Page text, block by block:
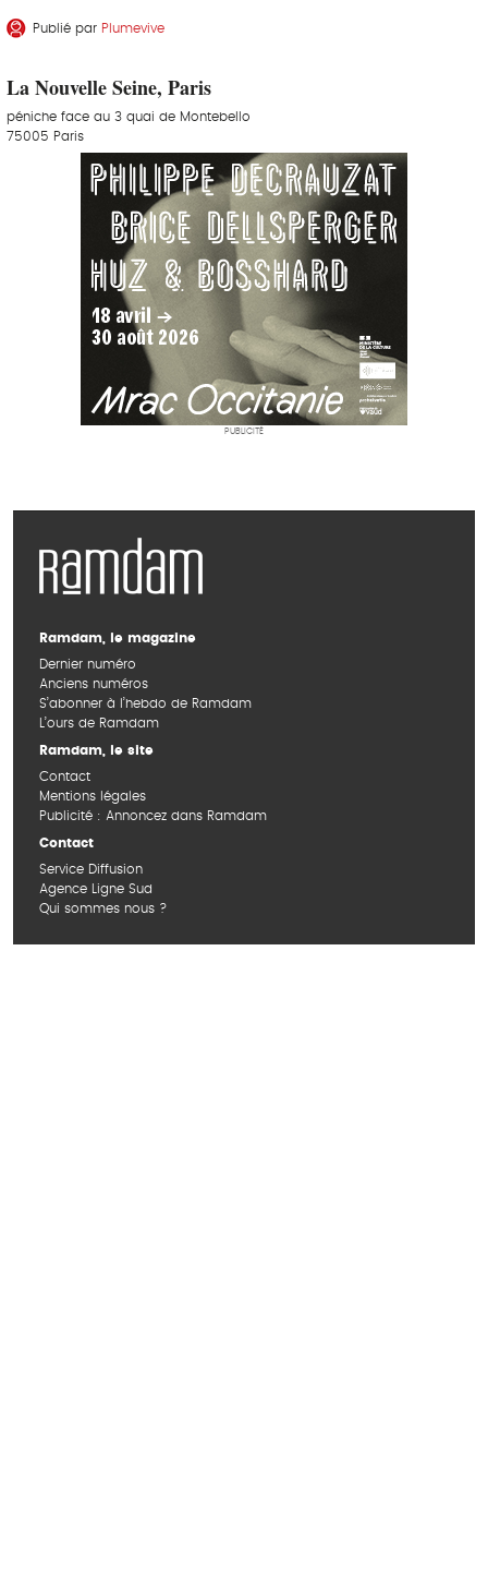
Publié par Plumevive
La Nouvelle Seine, Paris
péniche face au 3 quai de Montebello
75005 Paris
PUBLICITÉ
Ramdam, le magazine
Dernier numéro
Anciens numéros
S’abonner à l’hebdo de Ramdam
L’ours de Ramdam
Ramdam, le site
Contact
Mentions légales
Publicité : Annoncez dans Ramdam
Contact
Service Diffusion
Agence Ligne Sud
Qui sommes nous ?